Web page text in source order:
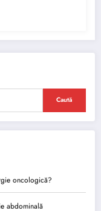
Caută
oncologică?
abdominală